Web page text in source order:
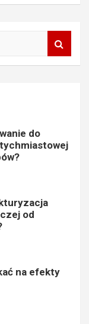
do
od
na efekty